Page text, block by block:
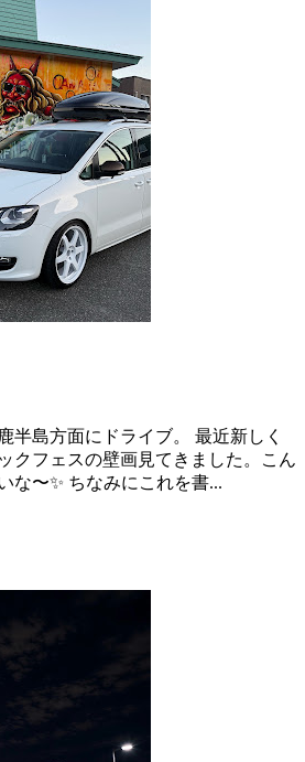
半島方面にドライブ。 最近新しく
クフェスの壁画見てきました。こん
な〜✨ ちなみにこれを書...